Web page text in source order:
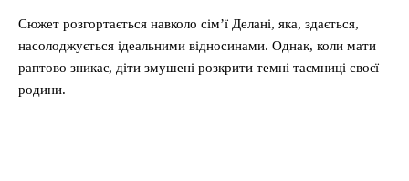
Сюжет розгортається навколо сім’ї Делані, яка, здається,
насолоджується ідеальними відносинами. Однак, коли мати
раптово зникає, діти змушені розкрити темні таємниці своєї
родини.